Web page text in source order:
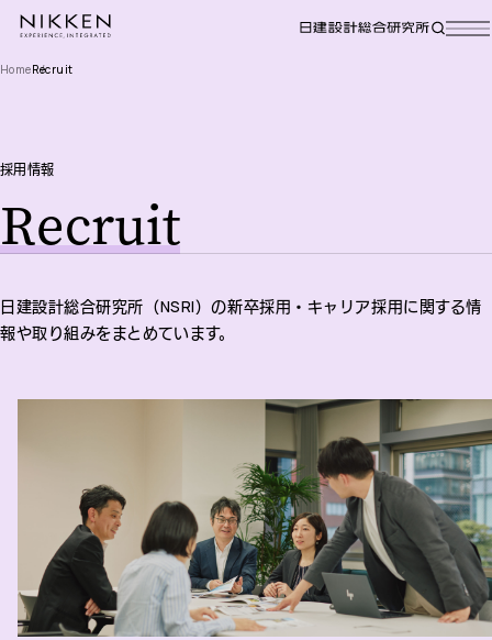
HomeRecruit
採用情報
Recruit
日建設計総合研究所（NSRI）の新卒採用・キャリア採用に関する情
報や取り組みをまとめています。